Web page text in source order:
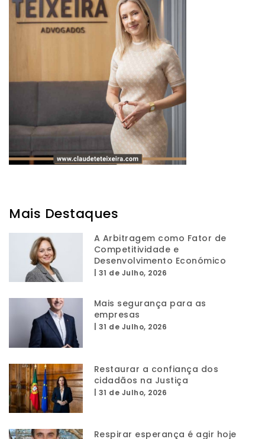
Mais Destaques
A Arbitragem como Fator de
Competitividade e
Desenvolvimento Económico
31 de Julho, 2026
Mais segurança para as
empresas
31 de Julho, 2026
Restaurar a confiança dos
cidadãos na Justiça
31 de Julho, 2026
Respirar esperança é agir hoje